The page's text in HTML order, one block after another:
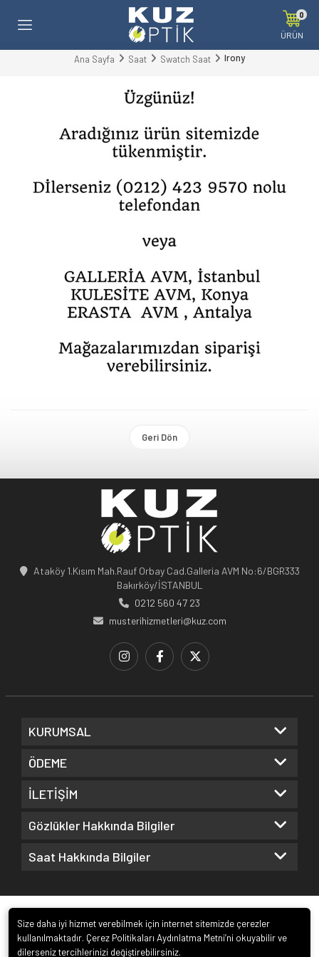
0
ÜRÜN
Ana Sayfa Saat Swatch Saat Irony
Geri Dön
Ataköy 1.Kısım Mah.Rauf Orbay Cad.Galleria AVM No:6/BGR333
Bakırköy/İSTANBUL
0212 560 47 23
musterihizmetleri@kuz.com
KURUMSAL
ÖDEME
İLETİŞİM
Gözlükler Hakkında Bilgiler
Saat Hakkında Bilgiler
Size daha iyi hizmet verebilmek için internet sitemizde çerezler
kullanılmaktadır. Çerez Politikaları Aydınlatma Metni’ni okuyabilir ve
dilerseniz tercihlerinizi değiştirebilirsiniz.